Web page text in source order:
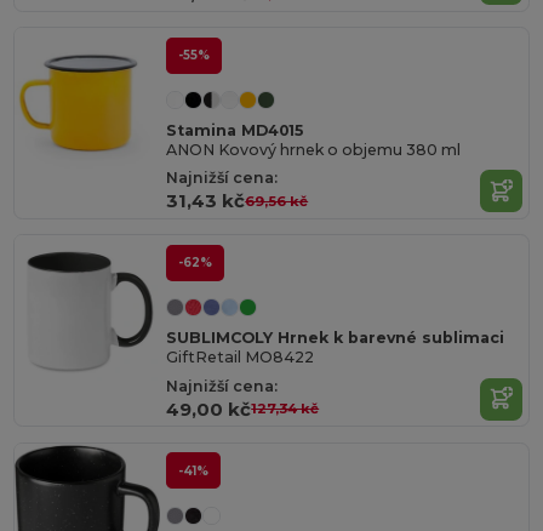
-55%
Stamina MD4015
ANON Kovový hrnek o objemu 380 ml
Najnižší cena:
31,43 kč69,56 kč
-62%
SUBLIMCOLY Hrnek k barevné sublimaci
GiftRetail MO8422
Najnižší cena:
49,00 kč127,34 kč
-41%